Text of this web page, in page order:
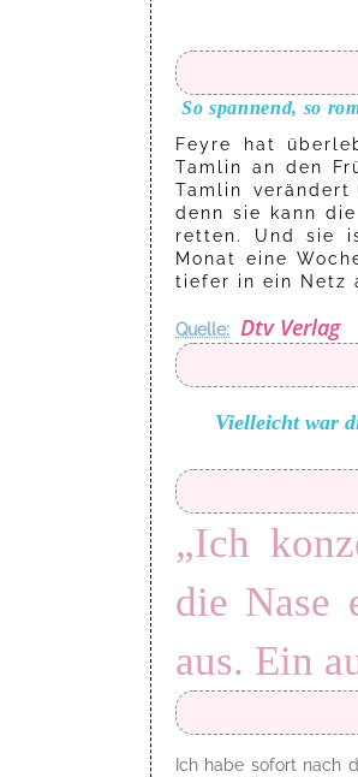
So spannend, so
Feyre hat
Tamlin an den
Tamlin
denn sie kann
retten. Und sie
Monat eine
tiefer in ein Netz
Quelle: Dtv Verlag
Vielleicht war
„Ich
die Nase
aus. Ein
Ich habe sofort nach